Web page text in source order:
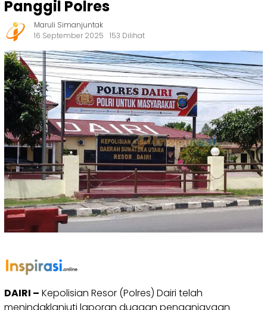
Panggil Polres
Maruli Simanjuntak
16 September 2025
153 Dilihat
DAIRI – Kepolisian Resor (Polres) Dairi telah
menindaklanjuti laporan dugaan penganiayaan